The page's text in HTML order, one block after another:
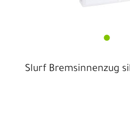
Slurf Bremsinnenzug